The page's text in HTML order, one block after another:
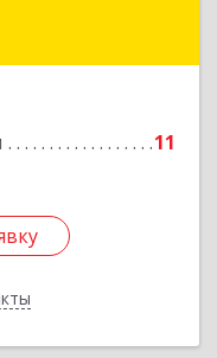
11
Мостовский р-н,